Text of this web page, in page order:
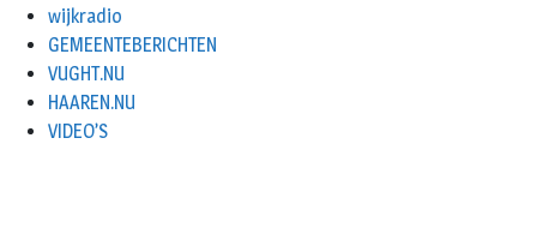
wijkradio
GEMEENTEBERICHTEN
VUGHT.NU
HAAREN.NU
VIDEO’S